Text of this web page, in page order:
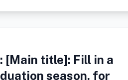
[Main title]: Fill in a
season, for